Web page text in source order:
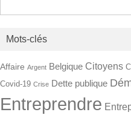
Mots-clés
Affaire Argent Belgique Citoyens
Covid-19 Crise Dette publique
Entreprendre